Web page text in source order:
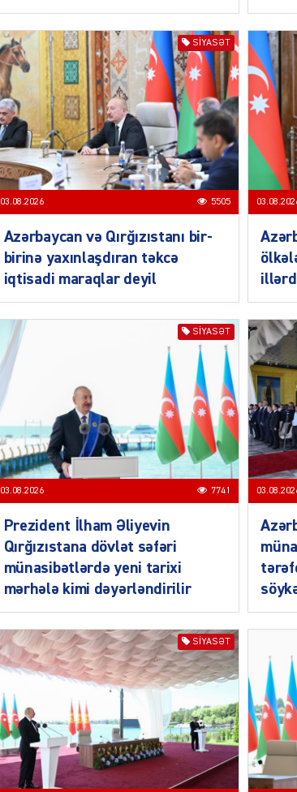
ŞOU-
DÜNYA
SIYASƏT
03.08.2026 5505
Azərbaycan və Qırğızıstanı bir-
birinə yaxınlaşdıran təkcə
iqtisadi maraqlar deyil
SIYASƏT
03.08.2026 7741
Prezident İlham Əliyevin
Qırğızıstana dövlət səfəri
münasibətlərdə yeni tarixi
mərhələ kimi dəyərləndirilir
SIYASƏT